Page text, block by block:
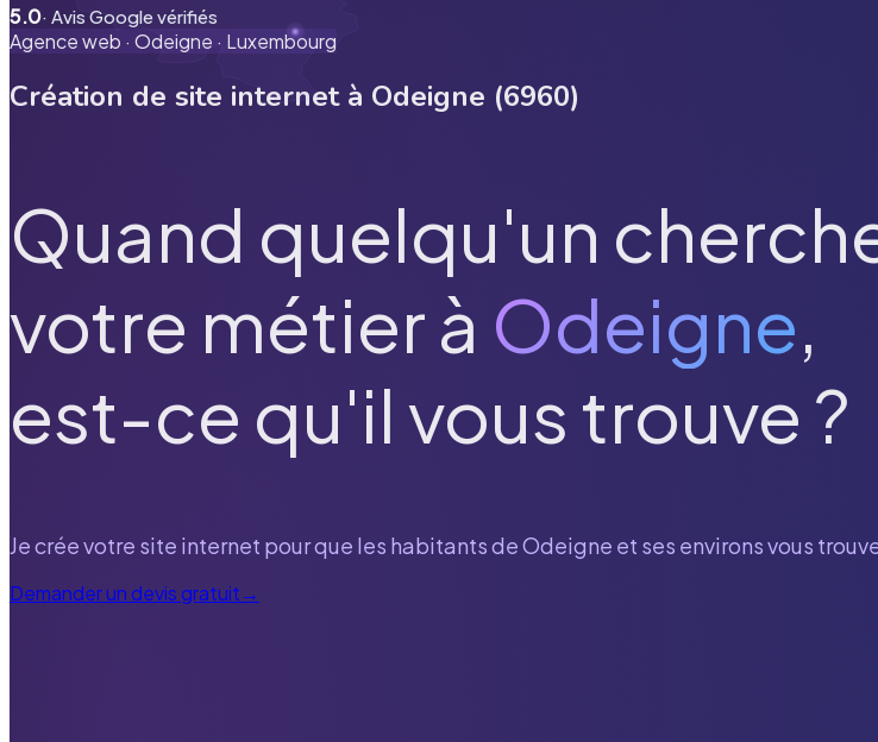
5.0· Avis Google vérifiés
Agence web · Odeigne · Luxembourg
Création de site internet à Odeigne (6960)
Quand quelqu'un
votre métier à Odeigne,
est-ce qu'il vous trouve ?
Je crée votre site internet pour que les habitants deOdeigne et ses environs vous
Demander un devis gratuit→